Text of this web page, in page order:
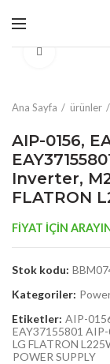
Ana Sayfa ürünler
AIP-0156,
Inverter,
FLATRON
FİYAT İÇİN
Stok kodu:
Kategoriler:
Etiketler: AIP-
EAY37155801
LG FLATRON
POWER SUPPLY